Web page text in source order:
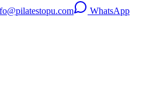
WhatsApp